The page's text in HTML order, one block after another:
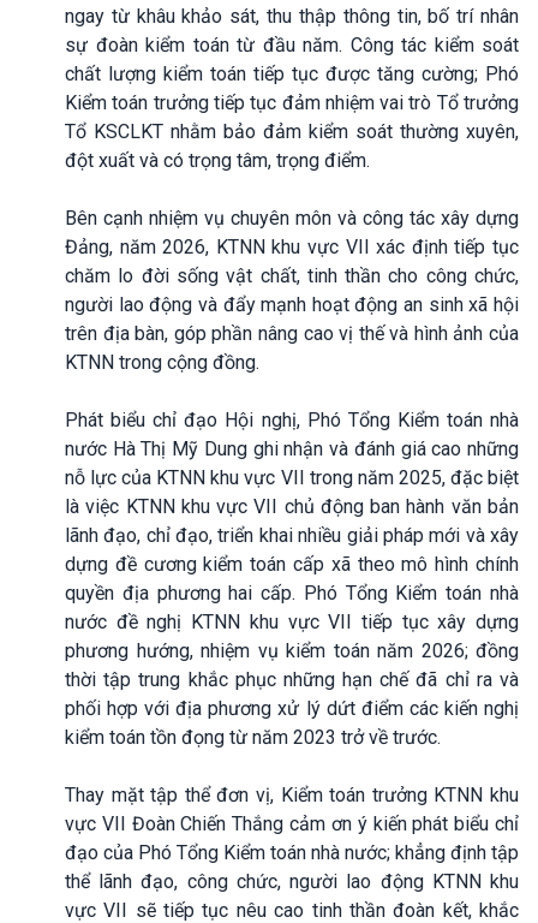
ngay từ khâu khảo sát, thu thập thông tin, bố trí nhân
sự đoàn kiểm toán từ đầu năm. Công tác kiểm soát
chất lượng kiểm toán tiếp tục được tăng cường; Phó
Kiểm toán trưởng tiếp tục đảm nhiệm vai trò Tổ trưởng
Tổ KSCLKT nhằm bảo đảm kiểm soát thường xuyên,
đột xuất và có trọng tâm, trọng điểm.
Bên cạnh nhiệm vụ chuyên môn và công tác xây dựng
Đảng, năm 2026, KTNN khu vực VII xác định tiếp tục
chăm lo đời sống vật chất, tinh thần cho công chức,
người lao động và đẩy mạnh hoạt động an sinh xã hội
trên địa bàn, góp phần nâng cao vị thế và hình ảnh của
KTNN trong cộng đồng.
Phát biểu chỉ đạo Hội nghị, Phó Tổng Kiểm toán nhà
nước Hà Thị Mỹ Dung ghi nhận và đánh giá cao những
nỗ lực của KTNN khu vực VII trong năm 2025, đặc biệt
là việc KTNN khu vực VII chủ động ban hành văn bản
lãnh đạo, chỉ đạo, triển khai nhiều giải pháp mới và xây
dựng đề cương kiểm toán cấp xã theo mô hình chính
quyền địa phương hai cấp. Phó Tổng Kiểm toán nhà
nước đề nghị KTNN khu vực VII tiếp tục xây dựng
phương hướng, nhiệm vụ kiểm toán năm 2026; đồng
thời tập trung khắc phục những hạn chế đã chỉ ra và
phối hợp với địa phương xử lý dứt điểm các kiến nghị
kiểm toán tồn đọng từ năm 2023 trở về trước.
Thay mặt tập thể đơn vị, Kiểm toán trưởng KTNN khu
vực VII Đoàn Chiến Thắng cảm ơn ý kiến phát biểu chỉ
đạo của Phó Tổng Kiểm toán nhà nước; khẳng định tập
thể lãnh đạo, công chức, người lao động KTNN khu
vực VII sẽ tiếp tục nêu cao tinh thần đoàn kết, khắc